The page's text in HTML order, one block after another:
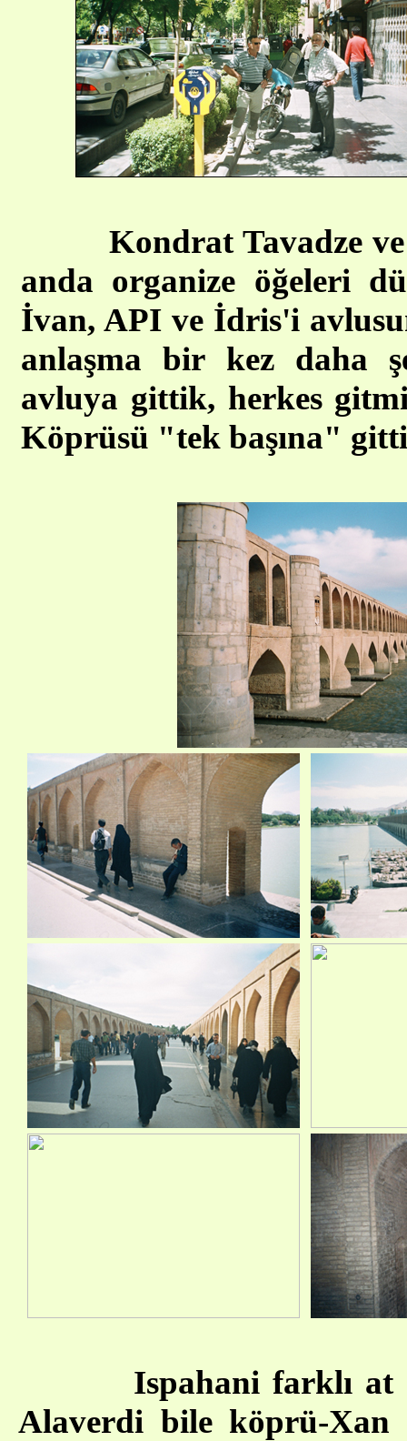
Kondrat Tavadze
anda organize öğeleri
İvan, API ve İdris'i
anlaşma bir kez daha
avluya gittik, herkes
Köprüsü "tek başına"
Ispahani farklı
Alaverdi bile köprü-Xan